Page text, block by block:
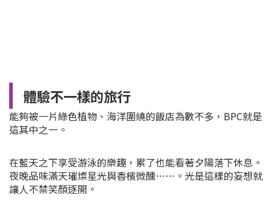
體驗不一樣的旅行
能夠被一片綠色植物、海洋圍繞的飯店為數不多，BPC就是
這其中之一。
在藍天之下享受游泳的樂趣，累了也能看著夕陽落下休息。
夜晚品味滿天璀燦星光與香檳微醺……。光是這樣的妄想就
讓人不禁笑顏逐開。